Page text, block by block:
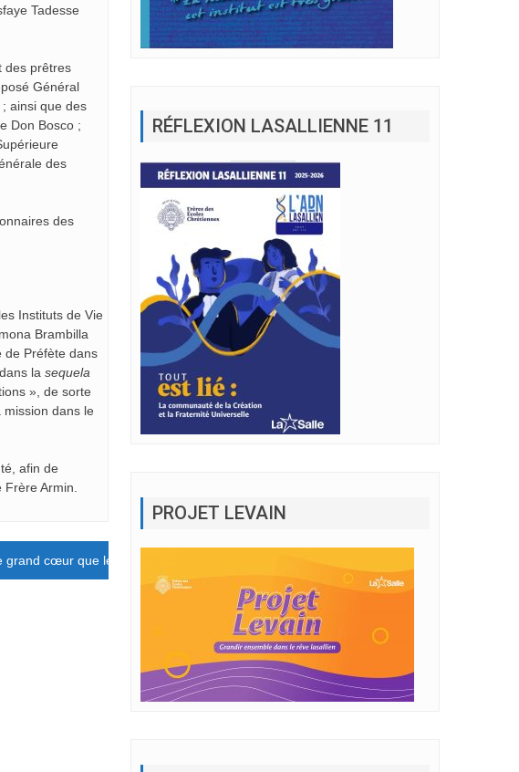
Tadesse
des prêtres
Général
ainsi que des
Don Bosco ;
des
des
Instituts de Vie
Brambilla
de Préfète dans
la sequela
», de sorte
mission dans le
afin de
Frère Armin.
cœur que le Père »
RÉFLEXION LASALLIENNE 11
PROJET LEVAIN